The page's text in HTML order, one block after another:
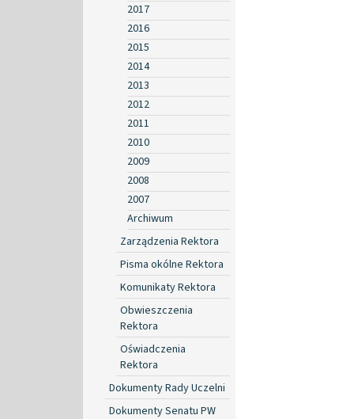
2017
2016
2015
2014
2013
2012
2011
2010
2009
2008
2007
Archiwum
Zarządzenia Rektora
Pisma okólne Rektora
Komunikaty Rektora
Obwieszczenia
Rektora
Oświadczenia
Rektora
Dokumenty Rady Uczelni
Dokumenty Senatu PW